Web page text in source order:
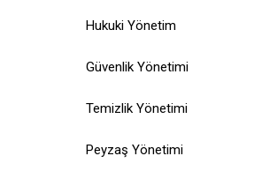
Hukuki Yönetim
Güvenlik Yönetimi
Temizlik Yönetimi
Peyzaş Yönetimi